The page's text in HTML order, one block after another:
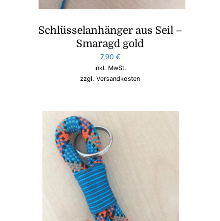
Schlüsselanhänger aus Seil –
Smaragd gold
7,90 €
inkl. MwSt.
zzgl. Versandkosten